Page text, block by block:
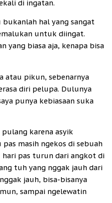
di ingatan.
bukanlah hal yang sangat
untuk diingat.
yang biasa aja, kenapa bisa
atau pikun, sebenarnya
diri pelupa. Dulunya
punya kebiasaan suka
karena asyik
masih ngekos di sebuah
hari pas turun dari angkot di
tuh yang nggak jauh dari
jauh, bisa-bisanya
sampai ngelewatin